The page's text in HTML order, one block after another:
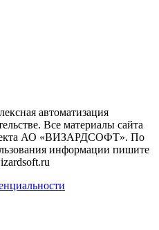
автоматизация
Все материалы сайта
АО «ВИЗАРДСОФТ». По
информации пишите